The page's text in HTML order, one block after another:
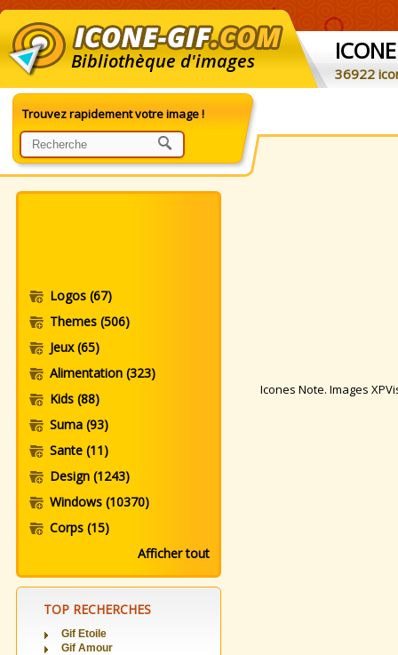
Bibliothèque d'images ICONE
36922
Trouvez rapidement votre image !
Logos (67)
Themes (506)
Jeux(65)
Alimentation (323)
Kids (88)
Suma (93)
Sante (11)
Design (1243)
Windows (10370)
Corps (15)
Afficher tout
TOP RECHERCHES
Gif Etoile
Gif Amour
Icones Note. Images